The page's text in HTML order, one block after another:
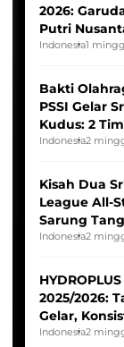
2026:
Putri
Indonesia1
Bakti
PSSI Gelar
Kudus: 2
Tim Asia
Indonesia2
Kisah Dua
League All-
Sarung
Pernah
Indonesia2
2025/2026:
Gelar,
Indonesia2